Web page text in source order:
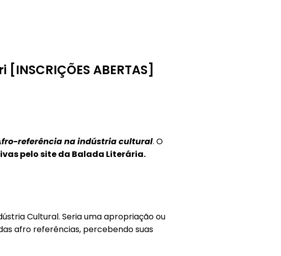
ABERTAS]
referência na indústria cultural. O
pelo site da Balada Literária.
Cultural. Seria uma apropriação ou
afro referências, percebendo suas